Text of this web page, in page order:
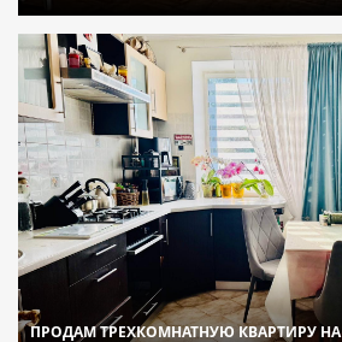
ПРОДАМ ТРЕХКОМНАТНУЮ КВАРТИРУ НА